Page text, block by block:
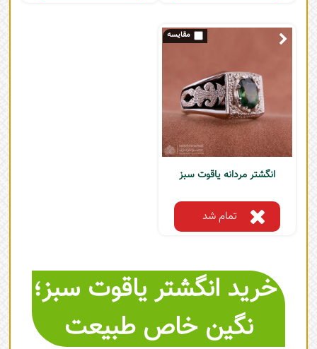
انگشتر مردانه یاقوت سبز
تمام شد
خرید انگشتر یاقوت سبز؛
نگین خاص طبیعت